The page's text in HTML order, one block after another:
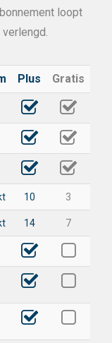
loopt
Plus Gratis
10 3
14 7